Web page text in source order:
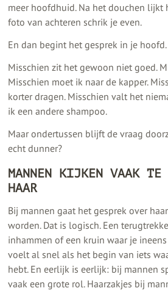
meer hoofdhuid. Na het douchen lijkt
foto van achteren schrik je even.
En dan begint het gesprek in je hoofd.
Misschien zit het gewoon niet goed.
Misschien moet ik naar de kapper.
korter dragen. Misschien valt het
ik een andere shampoo.
Maar ondertussen blijft de vraag
echt dunner?
MANNEN KIJKEN VAAK TE
HAAR
Bij mannen gaat het gesprek over
worden. Dat is logisch. Een
inhammen of een kruin waar je
voelt al snel als het begin van iets
hebt. En eerlijk is eerlijk: bij mannen
vaak een grote rol. Haarzakjes bij